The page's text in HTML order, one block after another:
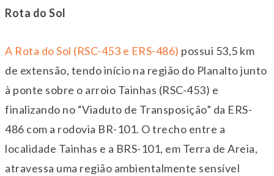
Rota do Sol
A Rota do Sol (RSC-453 e ERS-486) possui 53,5 km
de extensão, tendo início na região do Planalto junto
à ponte sobre o arroio Tainhas (RSC-453) e
finalizando no “Viaduto de Transposição” da ERS-
486 com a rodovia BR-101. O trecho entre a
localidade Tainhas e a BRS-101, em Terra de Areia,
atravessa uma região ambientalmente sensível